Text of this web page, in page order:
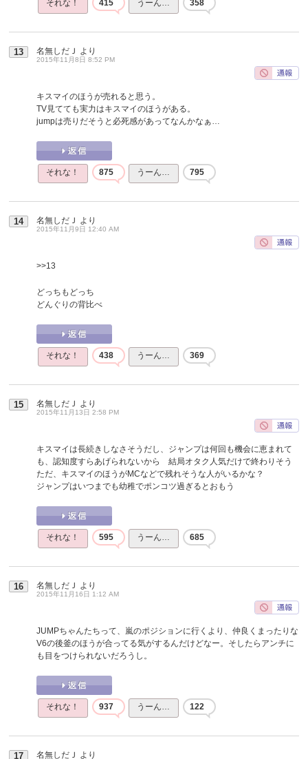
それな！ 415 うーん… 358
13 名無しだＪ より
2015年11月8日 8:52 PM
キスマイのほうが売れると思う。
TV見てても実力はキスマイのほうがある。
jumpは売りだそうと必死感があってなんかなぁ…
それな！ 875 うーん… 795
14 名無しだＪ より
2015年11月9日 12:40 AM
>>13
どっちもどっち
どんぐりの背比べ
それな！ 438 うーん… 369
15 名無しだＪ より
2015年11月13日 2:58 PM
キスマイは長続きしなさそうだし、ジャンプは何回も機会に恵まれて
も、認知度すらあげられないから 結局オタク人気だけで終わりそう
ただ、キスマイのほうがMCなどで残れそうな人がいるかな？
ジャンプはいつまでも幼稚でポンコツ過ぎるとおもう
それな！ 595 うーん… 685
16 名無しだＪ より
2015年11月16日 1:12 AM
JUMPちゃんたちって、嵐のポジションに行くより、仲良くまったりな
V6の後釜のほうが合ってる気がするんだけどなー。そしたらアンチに
も目をつけられないだろうし。
それな！ 937 うーん… 122
17 名無しだＪ より